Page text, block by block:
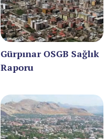
Gürpınar OSGB Sağlık
Raporu